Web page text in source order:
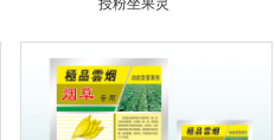
授粉坐果灵